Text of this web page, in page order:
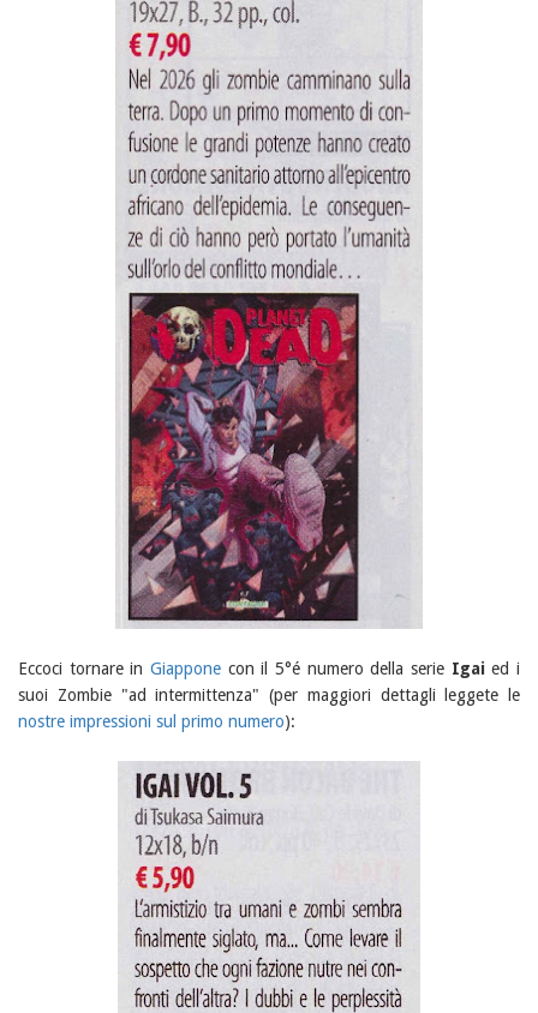
Eccoci tornare in Giappone con il 5°é numero della serie Igaied i
suoi Zombie "ad intermittenza" (per maggiori dettagli leggete le
nostre impressioni sul primo numero):